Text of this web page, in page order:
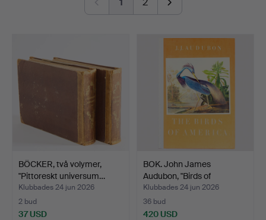
Auktionskammare
BÖCKER, två volymer,
"Pittoreskt universum…
Klubbades 24 jun 2026
2 bud
37 USD
BOK. John James
Audubon, "Birds of
America…
Klubbades 24 jun 2026
36 bud
420 USD